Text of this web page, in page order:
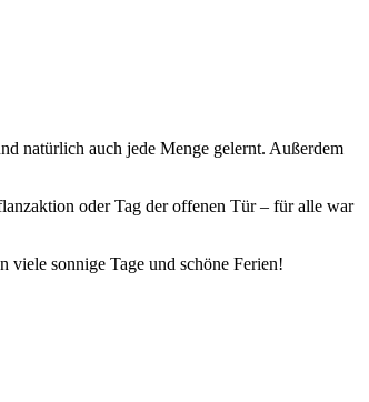
natürlich auch jede Menge gelernt. Außerdem
oder Tag der offenen Tür – für alle war
viele sonnige Tage und schöne Ferien!